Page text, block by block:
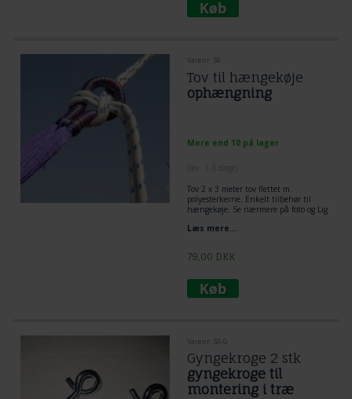
Varenr. 50
Tov til hængekøje
ophængning
Mere end 10 på lager
Tov 2 x 3 meter tov flettet m.
polyesterkerne. Enkelt tilbehør til
hængekøje. Se nærmere på foto og Lig
flagknob mellem hængekøje og tov.
Læs mere...
79,00 DKK
Varenr. 50-G
Gyngekroge 2 stk
gyngekroge til
montering i træ